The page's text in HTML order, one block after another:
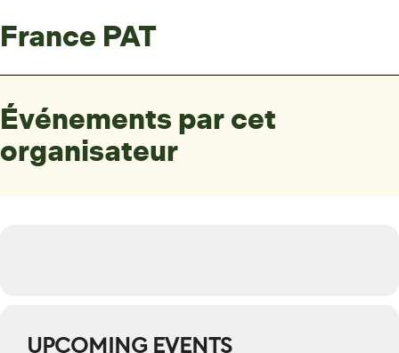
France PAT
Événements par cet
organisateur
UPCOMING EVENTS